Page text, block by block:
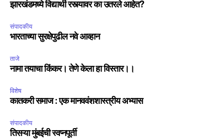
झारखंडमध्ये विद्यार्थी रस्त्यावर का उतरले आहेत?
संपादकीय
भारताच्या सुरक्षेपुढील नवे आव्हान
ताजे
नामा तयाचा किंकर। तेणे केला हा विस्तार।।
विशेष
कातकरी समाज : एक मानववंशशास्त्रीय अभ्यास
संपादकीय
तिसऱ्या मुंबईची स्वप्नपूर्ती